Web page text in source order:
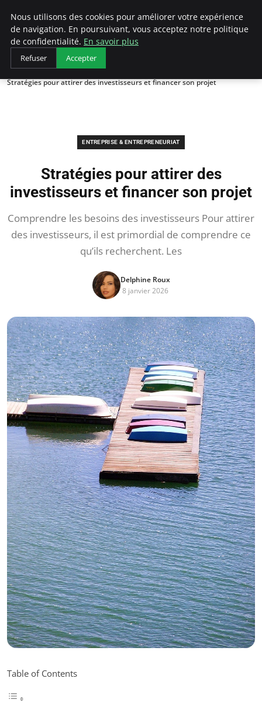
LECFCM
Accueil
Entreprise & Entrepreneuriat
Stratégies pour attirer des investisseurs et financer son projet
ENTREPRISE & ENTREPRENEURIAT
Stratégies pour attirer des
investisseurs et financer son projet
Comprendre les besoins des investisseurs Pour attirer
des investisseurs, il est primordial de comprendre ce
qu’ils recherchent. Les
Delphine Roux
8 janvier 2026
Table of Contents
Nous utilisons des cookies pour améliorer votre expérience
de navigation. En poursuivant, vous acceptez notre politique
de confidentialité. En savoir plus
Refuser Accepter